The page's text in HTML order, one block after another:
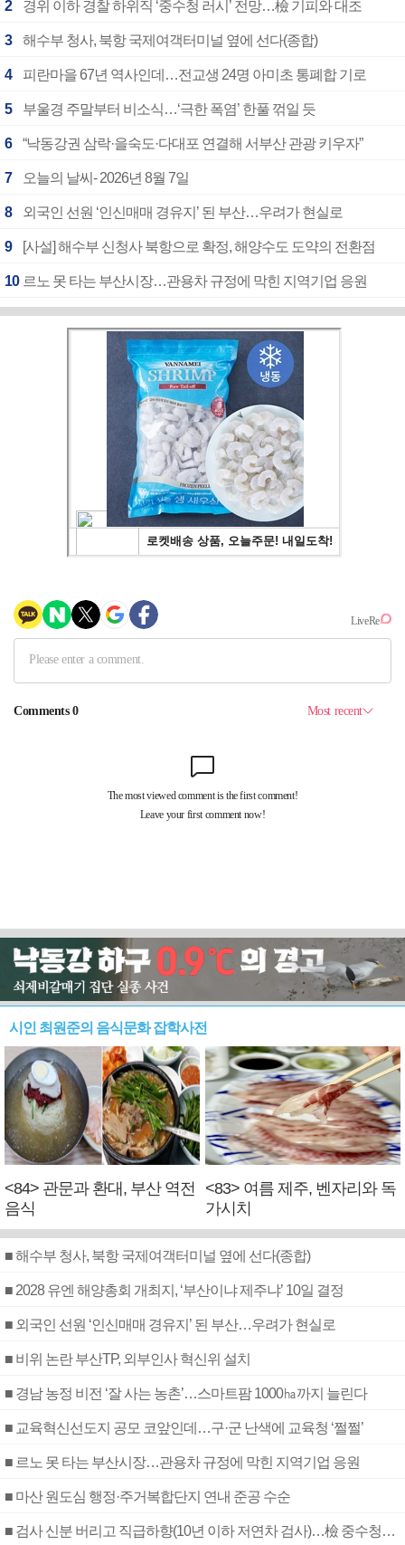
2 경위 이하 경찰 하위직 ‘중수청 러시’ 전망…檢 기피와 대조
3 해수부 청사, 북항 국제여객터미널 옆에 선다(종합)
4 피란마을 67년 역사인데…전교생 24명 아미초 통폐합 기로
5 부울경 주말부터 비소식…‘극한 폭염’ 한풀 꺾일 듯
6 “낙동강권 삼락·을숙도·다대포 연결해 서부산 관광 키우자”
7 오늘의 날씨- 2026년 8월 7일
8 외국인 선원 ‘인신매매 경유지’ 된 부산…우려가 현실로
9 [사설] 해수부 신청사 북항으로 확정, 해양수도 도약의 전환점
10 르노 못 타는 부산시장…관용차 규정에 막힌 지역기업 응원
시인 최원준의 음식문화 잡학사전
<84> 관문과 환대, 부산 역전
음식
<83> 여름 제주, 벤자리와 독
가시치
■ 해수부 청사, 북항 국제여객터미널 옆에 선다(종합)
■ 2028 유엔 해양총회 개최지, ‘부산이냐 제주냐’ 10일 결정
■ 외국인 선원 ‘인신매매 경유지’ 된 부산…우려가 현실로
■ 비위 논란 부산TP, 외부인사 혁신위 설치
■ 경남 농정 비전 ‘잘 사는 농촌’…스마트팜 1000㏊까지 늘린다
■ 교육혁신선도지 공모 코앞인데…구·군 난색에 교육청 ‘쩔쩔’
■ 르노 못 타는 부산시장…관용차 규정에 막힌 지역기업 응원
■ 마산 원도심 행정·주거복합단지 연내 준공 수순
■ 검사 신분 버리고 직급하향(10년 이하 저연차 검사)…檢 중수청행 기피